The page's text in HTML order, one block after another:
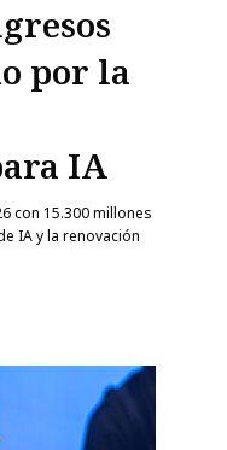
por la
IA
con 15.300 millones
IA y la renovación